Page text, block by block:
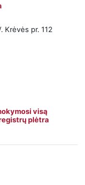
Krėvės pr. 112
visą
plėtra